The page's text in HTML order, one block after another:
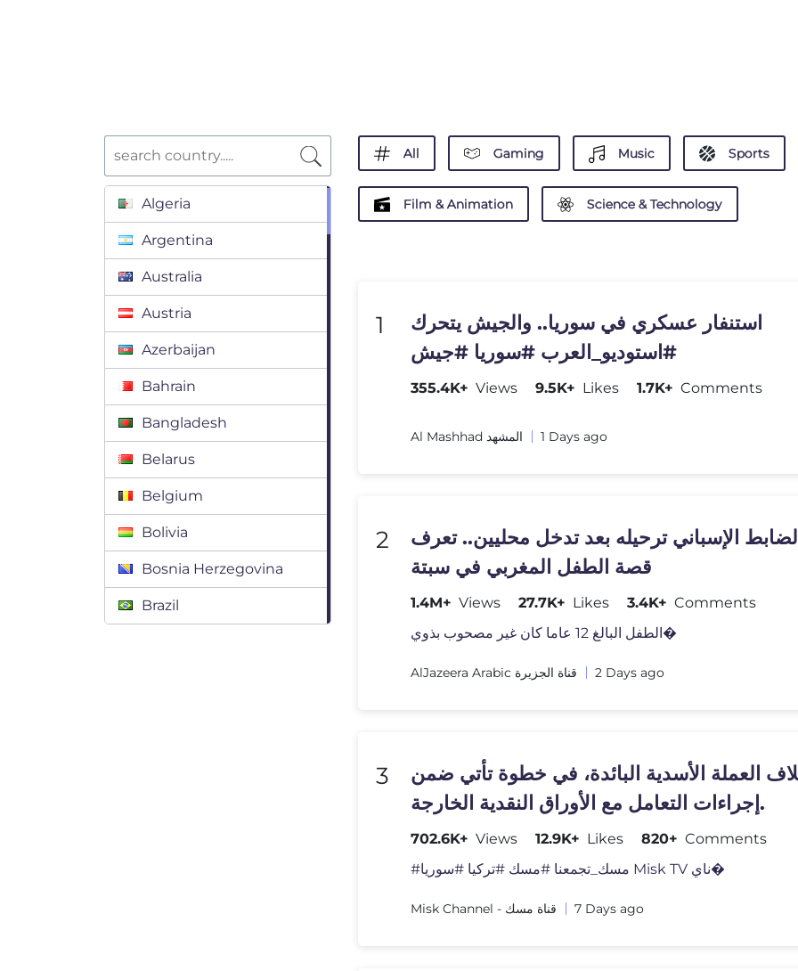
Algeria
Argentina
Australia
Austria
Azerbaijan
Bahrain
Bangladesh
Belarus
Belgium
Bolivia
Bosnia Herzegovina
Brazil
All Gaming Music Sports
Film & Animation Science & Technology
1
استنفار عسكري في سوريا.. والجيش يتحرك
#استوديو_العرب #سوريا #جيش
355.4K+ Views 9.5K+ Likes 1.7K+ Comments
Al Mashhad المشهد 1 Days ago
2
الإسباني ترحيله بعد تدخل محليين.. تعرف
قصة الطفل المغربي في سبتة
1.4M+ Views 27.7K+ Likes 3.4K+ Comments
الطفل البالغ 12 عاما كان غير مصحوب بذوي�
AlJazeera Arabic قناة الجزيرة 2 Days ago
3
العملة الأسدية البائدة، في خطوة تأتي ضمن
إجراءات التعامل مع الأوراق النقدية الخارجة.
702.6K+ Views 12.9K+ Likes 820+ Comments
#مسك_تجمعنا #مسك #تركيا #سوريا Misk TV ناي�
Misk Channel - قناة مسك 7 Days ago